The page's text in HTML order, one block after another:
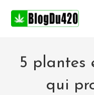
5 plantes
qui